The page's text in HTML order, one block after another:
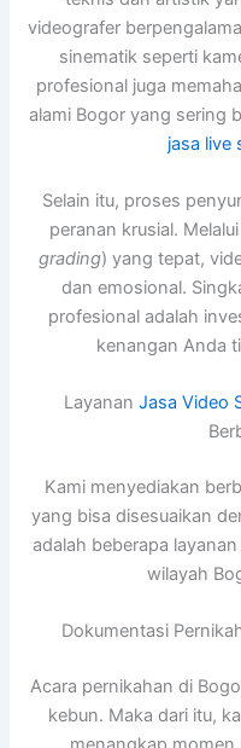
videografer
sinematik seperti
profesional juga
alami Bogor yang sering
jasa live
Selain itu, proses
peranan krusial.
grading) yang tepat,
dan emosional.
profesional adalah
kenangan Anda
Layanan Jasa Video
Kami menyediakan
yang bisa disesuaikan
adalah beberapa
wilayah
Dokumentasi
Acara pernikahan di
kebun. Maka dari itu,